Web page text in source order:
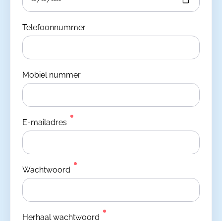
Telefoonnummer
Mobiel nummer
E-mailadres
Wachtwoord
Herhaal wachtwoord